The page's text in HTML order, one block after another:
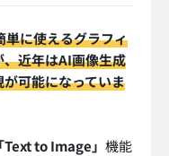
に使えるグラフィ
近年はAI画像生成
可能になっていま
「Text to Image」 機能